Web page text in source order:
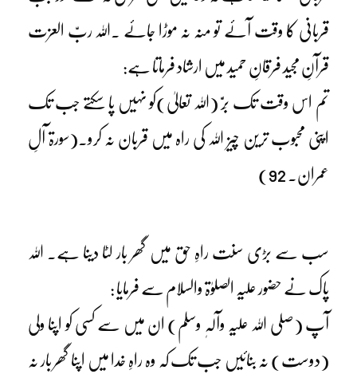
قربانی کا وقت آئے تو منہ نہ موڑا جائے ۔اللہ ربّ العزت
قرآنِ مجید فرقانِ حمید میں ارشاد فرماتا ہے:
تم اس وقت تک بِرَّ (اللہ تعالیٰ)کو نہیں پا سکتے جب تک
اپنی محبوب ترین چیز اللہ کی راہ میں قربان نہ کرو۔(سورۃ آلِ
عمران۔ 92)
سب سے بڑی سنت راہِ حق میں گھر بار لٹا دینا ہے۔ اللہ
پاک نے حضور علیہ الصلوٰۃ والسلام سے فرمایا :
آپ (صلی اللہ علیہ وآلہٖ وسلم) ان میں سے کسی کو اپنا ولی
(دوست) نہ بنائیں جب تک کہ وہ راہِ خدا میں اپنا گھر بار نہ